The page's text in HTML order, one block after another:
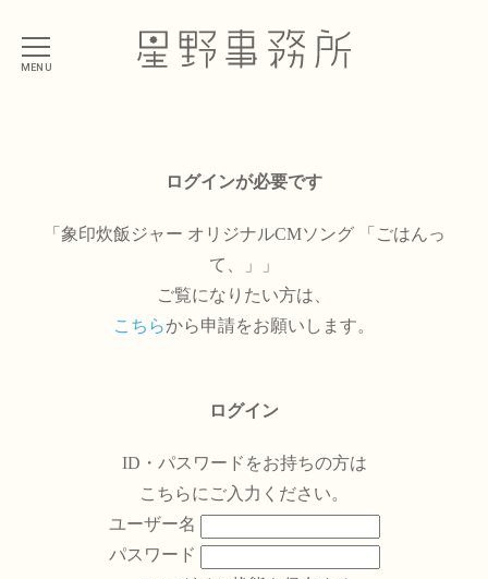
ログインが必要です
「象印炊飯ジャー オリジナルCMソング 「ごはんっ
て、」」
ご覧になりたい方は、
こちらから申請をお願いします。
ログイン
ID・パスワードをお持ちの方は
こちらにご入力ください。
ユーザー名
パスワード
MENU